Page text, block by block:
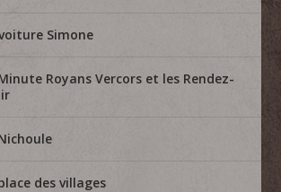
Simone
Royans Vercors et les Rendez-
des villages